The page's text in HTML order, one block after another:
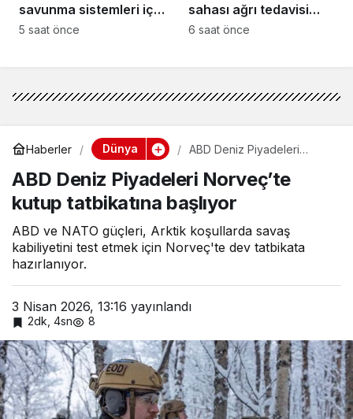
savunma sistemleri için
dijital pazar
5 saat önce
sahası ağrı tedavisi
araştırmasını duyurdu
6 saat önce
Haberler Dünya
ABD Deniz Piyadeleri
başlıyor
ABD Deniz Piyadeleri Norveç’te
kutup tatbikatına başlıyor
ABD ve NATO güçleri, Arktik koşullarda savaş
kabiliyetini test etmek için Norveç'te dev tatbikata
hazırlanıyor.
3 Nisan 2026, 13:16 yayınlandı
2dk, 4sn 8